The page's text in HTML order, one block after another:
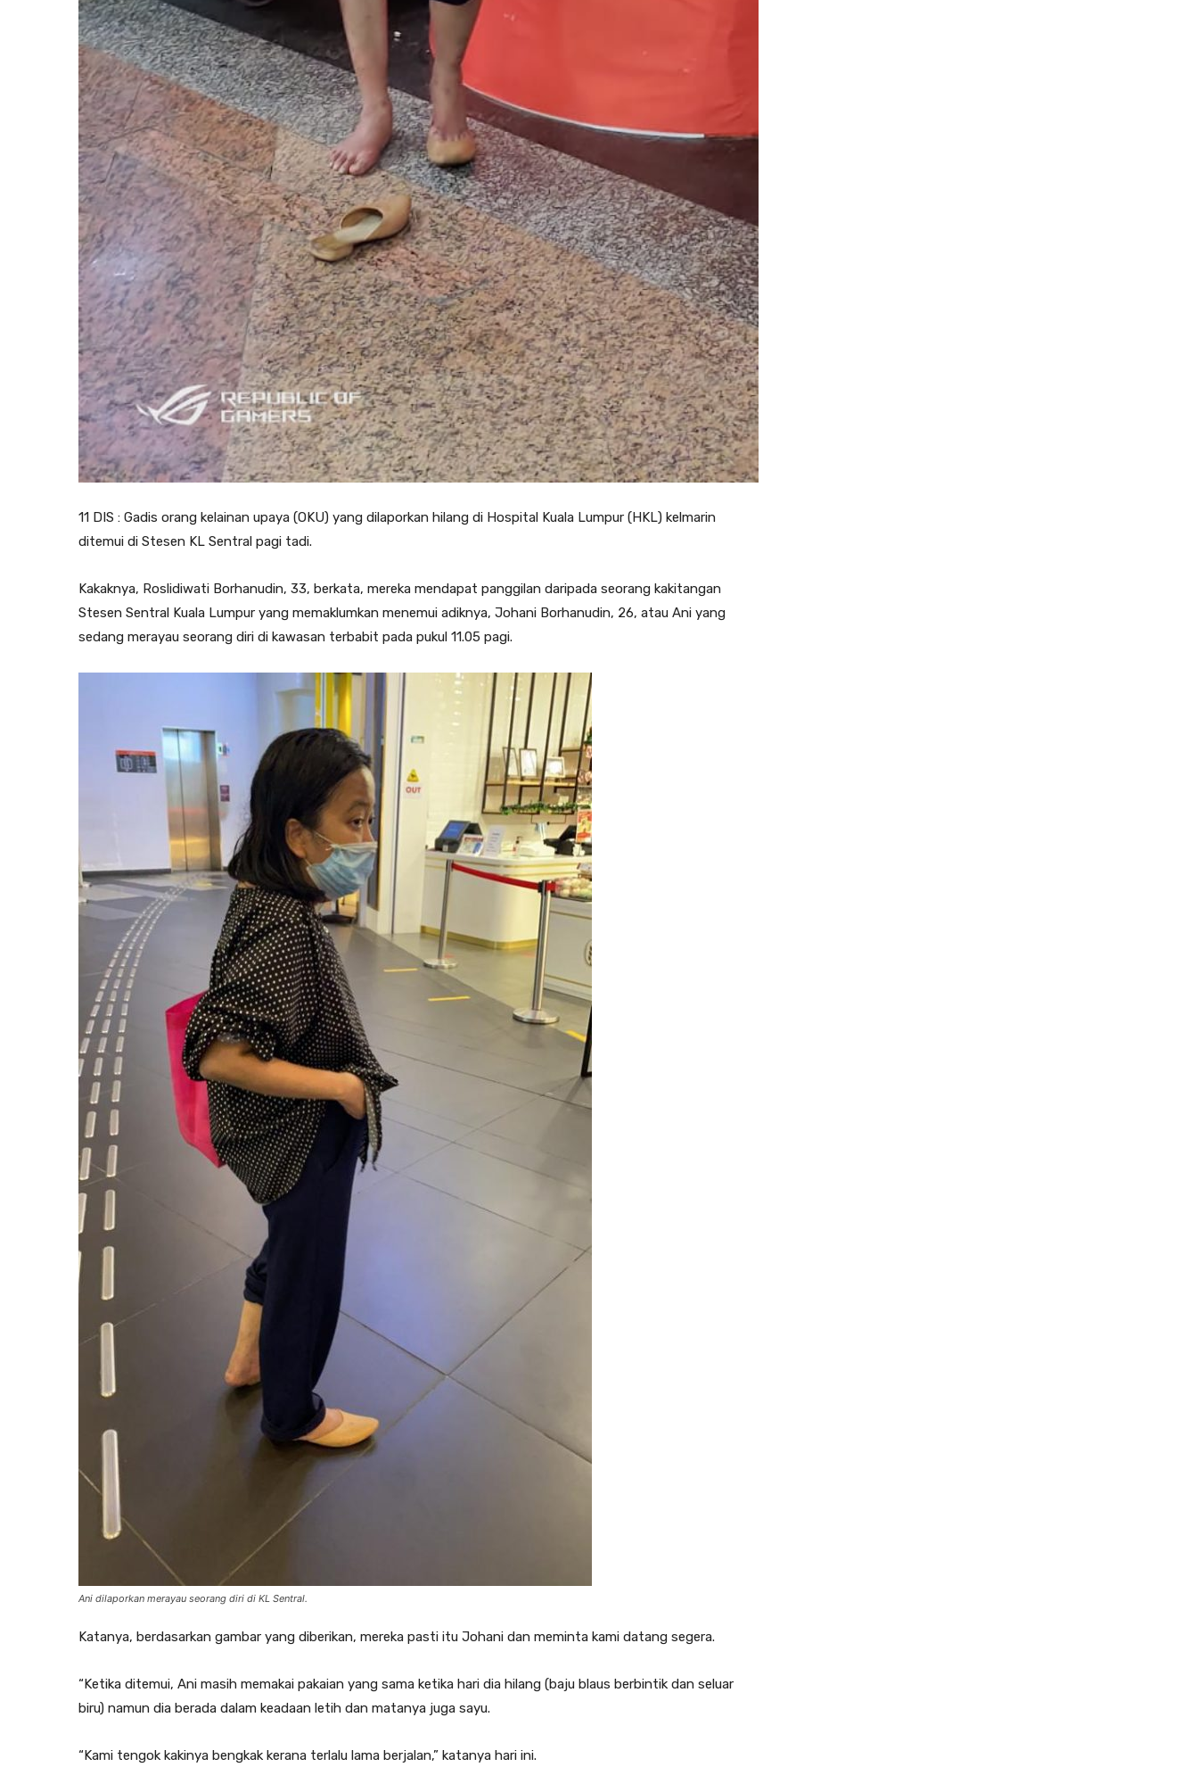
11 DIS : Gadis orang kelainan upaya (OKU) yang dilaporkan hilang di Hospital Kuala Lumpur (HKL) kelmarin
ditemui di Stesen KL Sentral pagi tadi.
Kakaknya, Roslidiwati Borhanudin, 33, berkata, mereka mendapat panggilan daripada seorang kakitangan
Stesen Sentral Kuala Lumpur yang memaklumkan menemui adiknya, Johani Borhanudin, 26, atau Ani yang
sedang merayau seorang diri di kawasan terbabit pada pukul 11.05 pagi.
Ani dilaporkan merayau seorang diri di KL Sentral.
Katanya, berdasarkan gambar yang diberikan, mereka pasti itu Johani dan meminta kami datang segera.
“Ketika ditemui, Ani masih memakai pakaian yang sama ketika hari dia hilang (baju blaus berbintik dan seluar
biru) namun dia berada dalam keadaan letih dan matanya juga sayu.
“Kami tengok kakinya bengkak kerana terlalu lama berjalan,” katanya hari ini.